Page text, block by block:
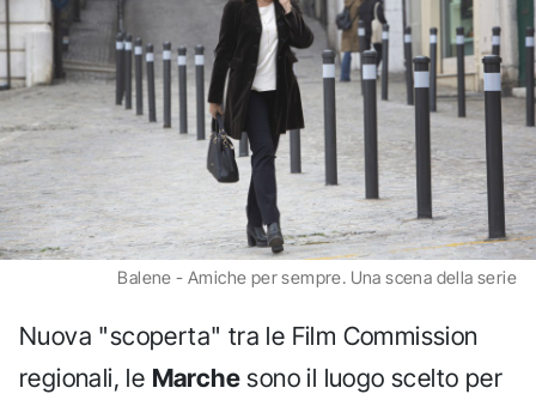
Balene - Amiche per sempre. Una scena della serie
Nuova "scoperta" tra le Film Commission
regionali, le Marche sono il luogo scelto per